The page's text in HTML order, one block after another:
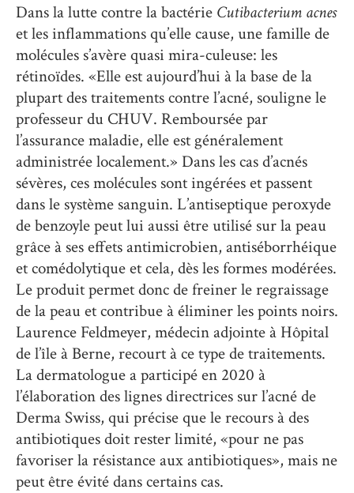
Dans la lutte contre la bactérie Cutibacterium acnes
et les inflammations qu’elle cause, une famille de
molécules s’avère quasi mira-culeuse: les
rétinoïdes. «Elle est aujourd’hui à la base de la
plupart des traitements contre l’acné, souligne le
professeur du CHUV. Remboursée par
l’assurance maladie, elle est généralement
administrée localement.» Dans les cas d’acnés
sévères, ces molécules sont ingérées et passent
dans le système sanguin. L’antiseptique peroxyde
de benzoyle peut lui aussi être utilisé sur la peau
grâce à ses effets antimicrobien, antiséborrhéique
et comédolytique et cela, dès les formes modérées.
Le produit permet donc de freiner le regraissage
de la peau et contribue à éliminer les points noirs.
Laurence Feldmeyer, médecin adjointe à Hôpital
de l’île à Berne, recourt à ce type de traitements.
La dermatologue a participé en 2020 à
l’élaboration des lignes directrices sur l’acné de
Derma Swiss, qui précise que le recours à des
antibiotiques doit rester limité, «pour ne pas
favoriser la résistance aux antibiotiques», mais ne
peut être évité dans certains cas.